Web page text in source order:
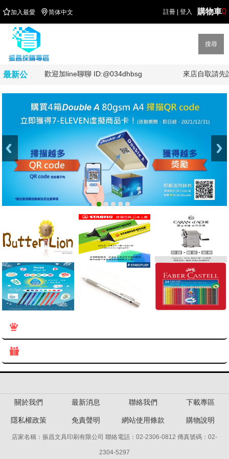
註冊 登入 購物車0
加入最愛 简体中文
搜尋
最新公
告
歡迎加line聊聊 ID:@034dhbsg 來店自取請先


關於我們 最新消息 聯絡我們 下載專區
隱私權政策 免責聲明 網站使用條款 購物說明
店家名稱：振昌文具印刷有限公司 聯絡電話：02-2306-0812 傳真號碼：02-
2304-5297